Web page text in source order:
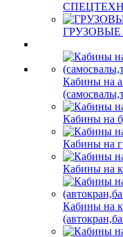
Кабины на
Кабины на
Кабины на
Кабины на
Кабины на